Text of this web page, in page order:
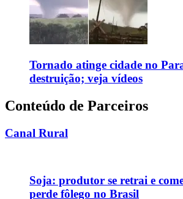
Tornado atinge cidade no
destruição; veja vídeos
Conteúdo de Parceiros
Canal Rural
Soja: produtor se retrai e
perde fôlego no Brasil